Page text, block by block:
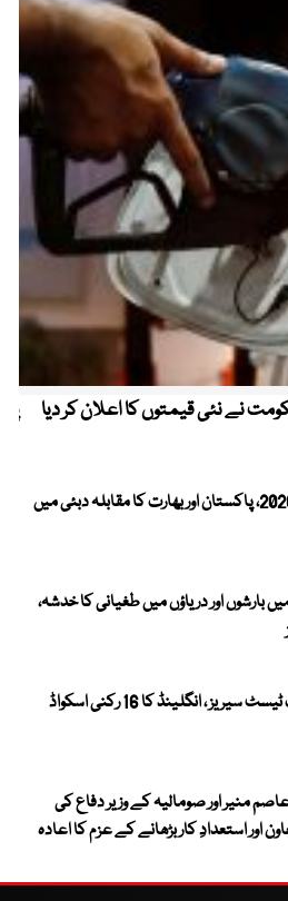
نے نئی قیمتوں کا اعلان کر دیا
ویمنز ایشیا کپ 2026، پاکستان اور بھارت کا مقابلہ دبئی میں
میں بارشوں اور دریاؤں میں طغیانی کا خدشہ،
پاکستان کیخلاف ٹیسٹ سیریز ، انگلینڈ کا 16 رکنی اسکواڈ
منیر اور صومالیہ کے وزیر دفاع کی
اور استعدادِ کار بڑھانے کے عزم کا اعادہ